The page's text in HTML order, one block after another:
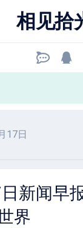
相见拾
17日
新闻早
界